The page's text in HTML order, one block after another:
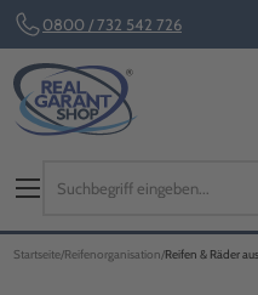
0800 / 732 542 726
Startseite Reifenorganisation Reifen & Räder